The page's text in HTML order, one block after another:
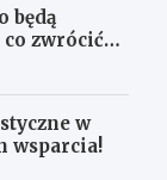
będą
zwrócić
w
wsparcia!